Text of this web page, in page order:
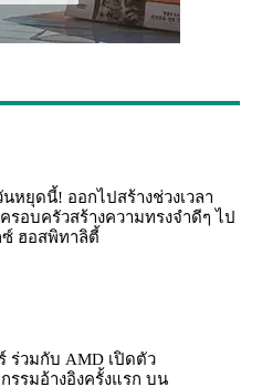
หยุดนี้! ออกไปสร้างช่วงเวลา
รอบครัวสร้างความทรงจำดีๆ ไป
ฮอสพิทาลิตี้
ร่วมกับ AMD เปิดตัว
รรมอ้างอิงครั้งแรก บน